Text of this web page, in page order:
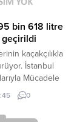
bin 618 litre
kaçakçılıkla
İstanbul
Mücadele
ekipleri, sahte
dışı yollarla yurda
kaçakçılığının
0